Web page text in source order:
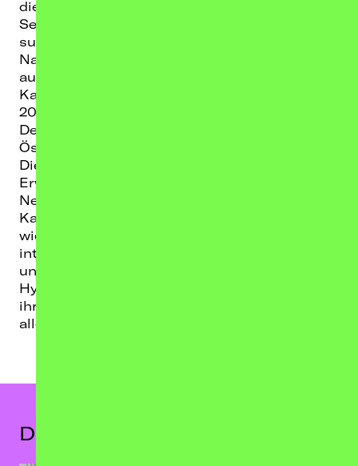
die zwischen Erwartungen, Identität und
Selbstverwirklichung ihren eigenen Weg
sucht.
Nach ihrer ersten emotionalen und
ausverkauften Tour Anfang 2026 schlägt
Kauta nun das nächste Kapitel auf: Im Januar
2027 geht sie mit der
Deutschland und zum ersten Mal auch in
Österreich und der Schweiz.
Die neue Ära steht ganz im Zeichen des
Erwachsenwerdens. Zwischen Loslassen und
Neuanfang, Verletzlichkeit und Stärke zeigt
Kauta eine neue Seite von sich, musikalisch
wie persönlich. Ihre Fans erwartet eine
intensive Liveshow voller Emotionen, Energie
und Nähe: Intime Momente treffen auf große
Hymnen. Zwar verabschiedet sie sich von
ihrem Tagebuch, aber dennoch dürfen sich
alle auf jede Menge Überraschungen freuen.
Das könnte dir auch gefallen